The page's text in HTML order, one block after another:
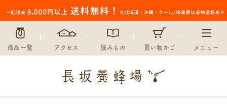
商品一覧 アクセス 読みもの 買い物かご メニュー